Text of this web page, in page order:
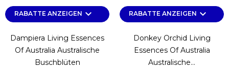
RABATTE ANZEIGEN keyboard_arrow_down
Dampiera Living Essences
Of Australia Australische
Buschblüten
RABATTE ANZEIGEN keyboard_arrow_down
Donkey Orchid Living
Essences Of Australia
Australische...